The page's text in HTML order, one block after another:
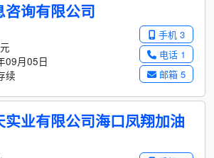
询有限公司
手机 3
电话 1
邮箱 5
09月05日
续
业有限公司海口凤翔加油